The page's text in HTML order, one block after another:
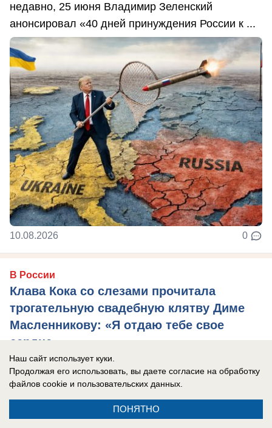
недавно, 25 июня Владимир Зеленский
анонсировал «40 дней принуждения России к ...
10.08.2026 0
В России
Клава Кока со слезами прочитала
трогательную свадебную клятву Диме
Масленникову: «Я отдаю тебе свое
сердце»
Певица 10 лет дружила с блогером, прежде чем
стать его женой.
Наш сайт использует куки.
Продолжая его использовать, вы даете согласие на обработку
файлов cookie и пользовательских данных.
ПОНЯТНО